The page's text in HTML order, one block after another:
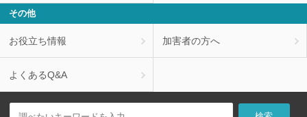
その他
お役立ち情報 加害者の方へ
よくあるQ&A